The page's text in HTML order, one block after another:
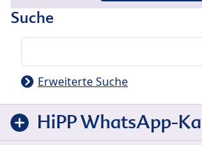
Suche
Erweiterte Suche
HiPP WhatsApp-